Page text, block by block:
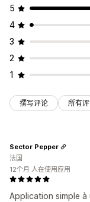
5
4
3
2
1
撰写评论 所有
Application simple
Sector Pepper
法国
12个月 人在使用应用